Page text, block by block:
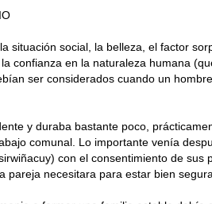
situación social, la belleza, el factor
confianza en la naturaleza humana
ser considerados cuando un
y duraba bastante poco,
comunal. Lo importante venía
con el consentimiento de sus
pareja necesitara para estar bien